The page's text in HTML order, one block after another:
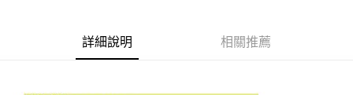
4.訂單成立30分鐘內，如未前往確認交易或遇審核未通過，訂單將自動取
消。如遇「轉專審核」未通過狀況，表示未達大哥付你分期系統評分，恕無
１．簡單：不需註冊會員、不需綁卡、不需儲值。
全家取貨付款
詳細說明 相關推薦